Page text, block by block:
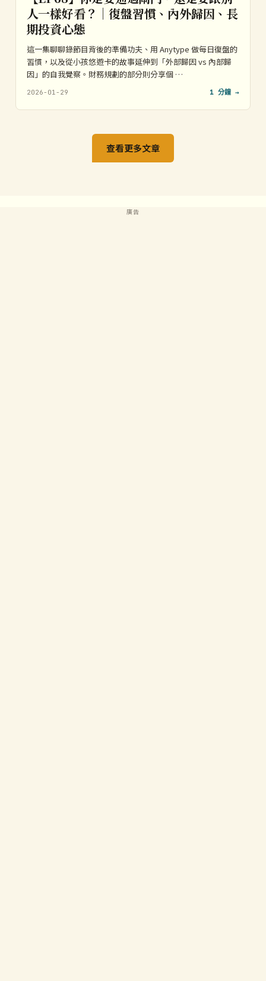
人一樣好看？｜復盤習慣、內外歸因、長
期投資心態
這一集聊聊錄節目背後的準備功夫、用 Anytype 做每日復盤的
習慣，以及從小孩悠遊卡的故事延伸到「外部歸因 vs 內部歸
因」的自我覺察。財務規劃的部分則分享個 …
2026-01-29 1 分鐘 →
查看更多文章